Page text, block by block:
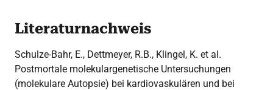
Literaturnachweis
Schulze-Bahr, E., Dettmeyer, R.B., Klingel, K. et al.
Postmortale molekulargenetische Untersuchungen
(molekulare Autopsie) bei kardiovaskulären und bei